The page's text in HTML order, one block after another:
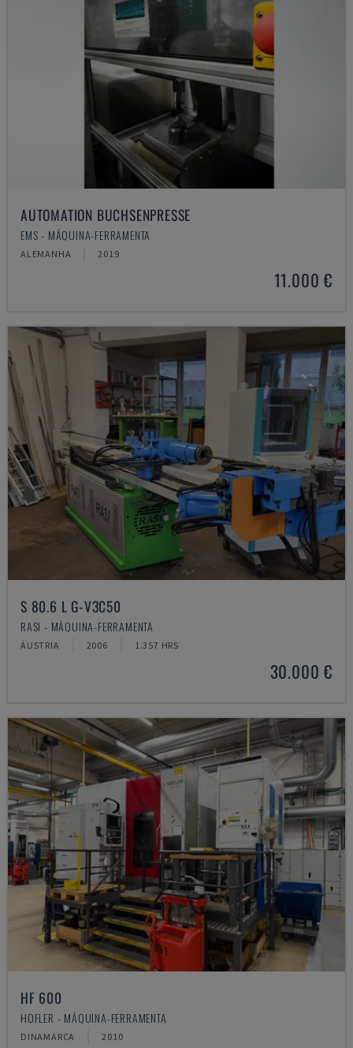
AUTOMATION BUCHSENPRESSE
EMS - MÁQUINA-FERRAMENTA
ALEMANHA 2019
11.000 €
S 80.6 L G-V3C50
RASI - MÁQUINA-FERRAMENTA
ÁUSTRIA 2006 1.357 HRS
30.000 €
HF 600
HOFLER - MÁQUINA-FERRAMENTA
DINAMARCA 2010